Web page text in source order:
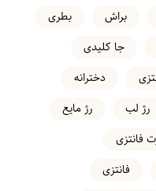
براش
بطری
جا کلیدی
دخترانه
رژ لب
رژ مایع
فانتزی
فانتزی